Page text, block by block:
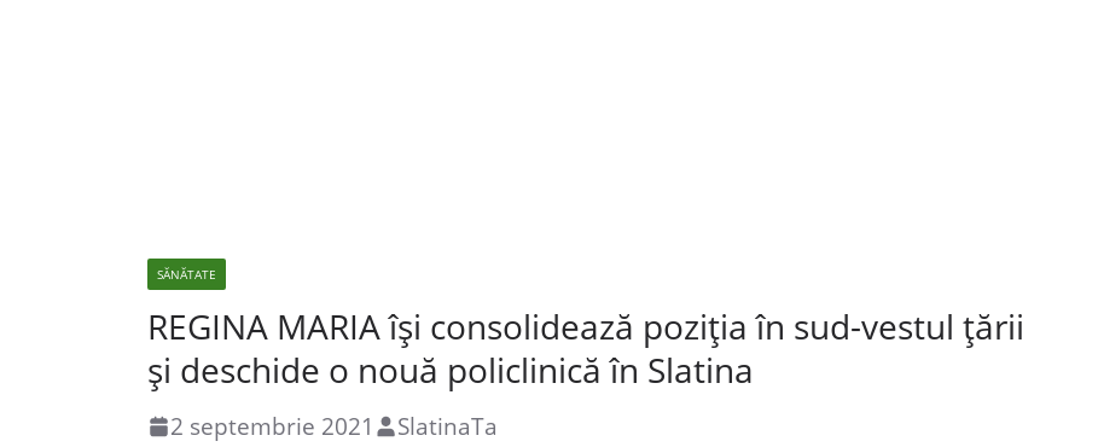
SĂNĂTATE
REGINA MARIA își consolidează poziția în sud-vestul țării
și deschide o nouă policlinică în Slatina
2 septembrie 2021 SlatinaTa